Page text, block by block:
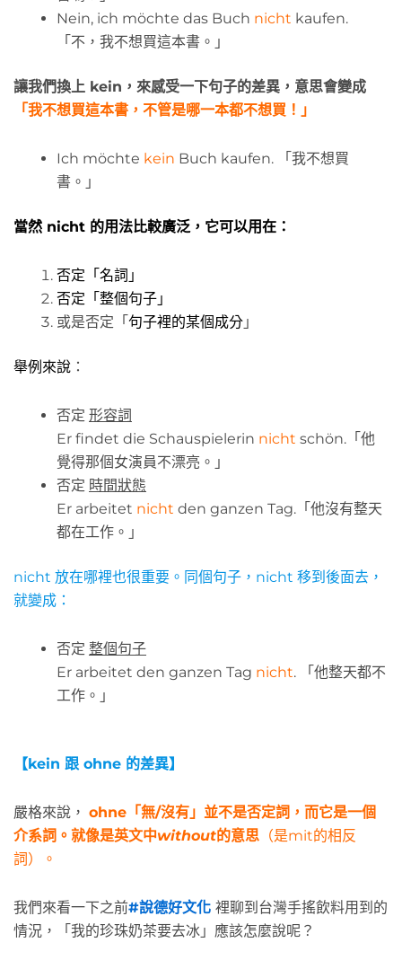
Nein, ich möchte das Buch nicht kaufen.
「不，我不想買這本書。」
讓我們換上 kein，來感受一下句子的差異，意思會變成
「我不想買這本書，不管是哪一本都不想買！」
Ich möchte kein Buch kaufen. 「我不想買
書。」
當然 nicht 的用法比較廣泛，它可以用在：
否定「名詞」
否定「整個句子」
或是否定「 句子裡的某個成分 」
舉例來說 ：
否定 形容詞
Er findet die Schauspielerin nicht schön.「他
覺得那個女演員不漂亮。」
否定 時間狀態
Er arbeitet nicht den ganzen Tag.「他沒有整天
都在工作。」
nicht 放在哪裡也很重要。同個句子，nicht 移到後面去，
就變成：
否定 整個句子
Er arbeitet den ganzen Tag nicht. 「他整天都不
工作。」
【kein 跟 ohne 的差異】
嚴格來說， ohne「無/沒有」並不是否定詞，而它是一個
介系詞。就像是英文中without的意思 （是mit的相反
詞）。
我們來看一下之前#說德好文化 裡聊到台灣手搖飲料用到的
情況，「我的珍珠奶茶要去冰」應該怎麼說呢？